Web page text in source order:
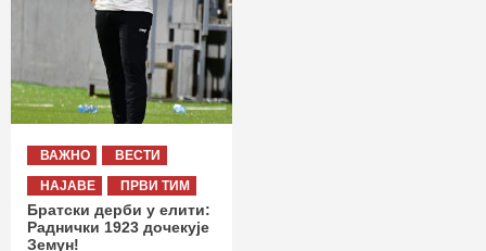
ВАЖНО
ВЕСТИ
НАЈАВЕ
ПРВИ ТИМ
Братски дерби у елити:
Раднички 1923 дочекује
Земун!